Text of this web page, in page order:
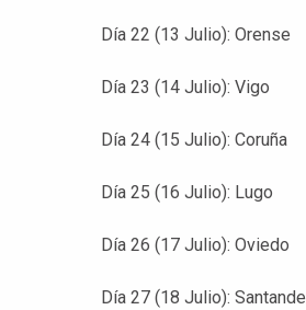
Día 22 (13 Julio): Orense
Día 23 (14 Julio): Vigo
Día 24 (15 Julio): Coruña
Día 25 (16 Julio): Lugo
Día 26 (17 Julio): Oviedo
Día 27 (18 Julio):